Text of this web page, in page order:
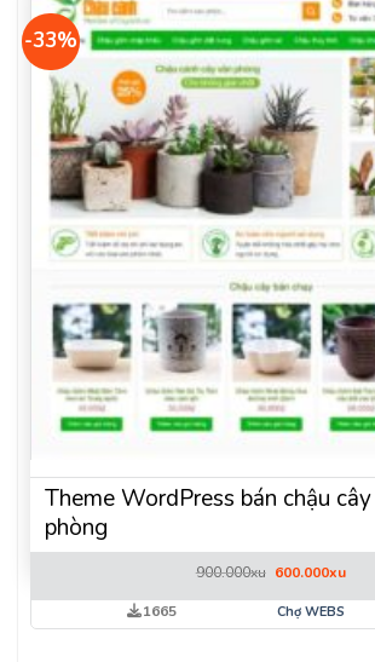
-33%
Theme WordPress bán chậu
phòng
900.000xu Giá
là:
900.000xu.
600.000xuGiá
tại
1665 Chợ WEBS